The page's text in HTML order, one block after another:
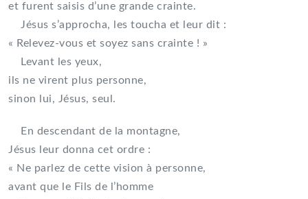
et furent saisis d’une grande crainte.
Jésus s’approcha, les toucha et leur dit :
« Relevez-vous et soyez sans crainte ! »
Levant les yeux,
ils ne virent plus personne,
sinon lui, Jésus, seul.
En descendant de la montagne,
Jésus leur donna cet ordre :
« Ne parlez de cette vision à personne,
avant que le Fils de l’homme